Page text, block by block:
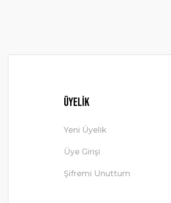
Üyelik
Yeni Üyelik
Üye Girişi
Şifremi Unuttum